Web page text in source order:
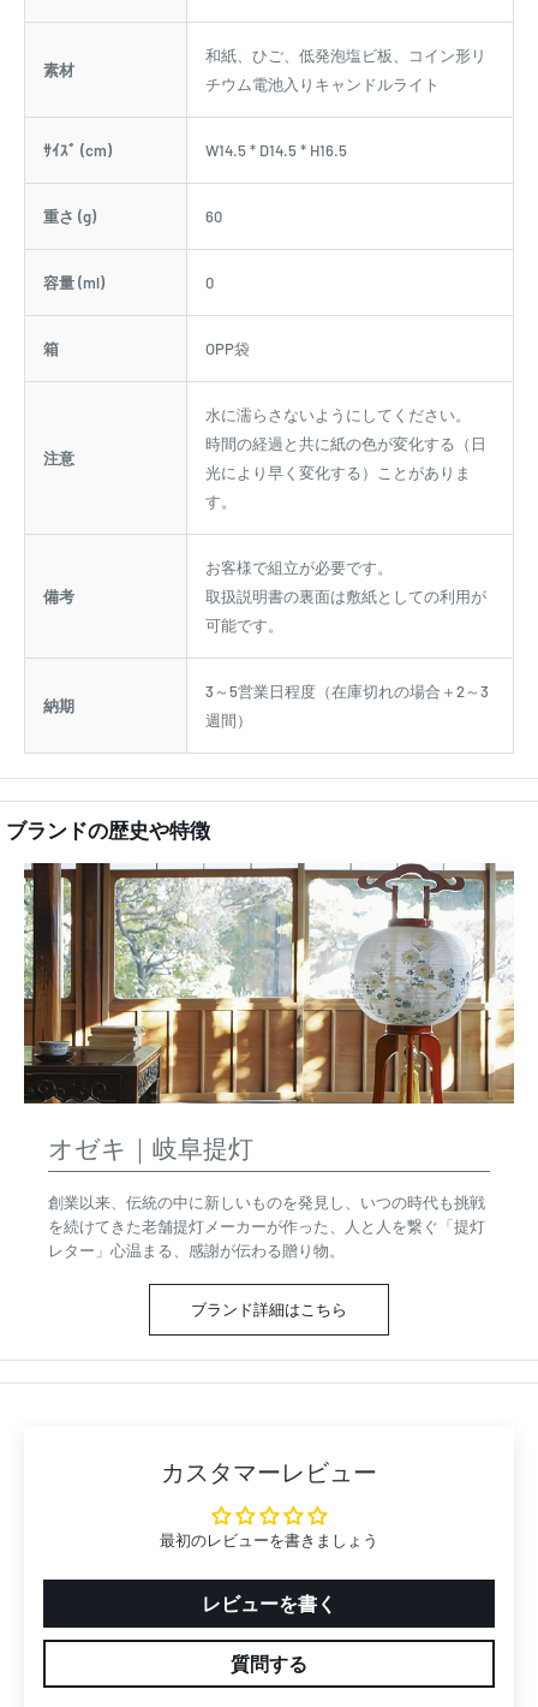
素材
和紙、ひご、低発泡塩ビ板、コイン形リ
チウム電池入りキャンドルライト
ｻｲｽﾞ (cm) W14.5 * D14.5 * H16.5
重さ (g) 60
容量 (ml) 0
箱 OPP袋
注意
水に濡らさないようにしてください。
時間の経過と共に紙の色が変化する（日
光により早く変化する）ことがありま
す。
備考
お客様で組立が必要です。
取扱説明書の裏面は敷紙としての利用が
可能です。
納期
3～5営業日程度（在庫切れの場合＋2～3
週間）
ブランドの歴史や特徴
オゼキ｜岐阜提灯
創業以来、伝統の中に新しいものを発見し、いつの時代も挑戦
を続けてきた老舗提灯メーカーが作った、人と人を繋ぐ「提灯
レター」心温まる、感謝が伝わる贈り物。
ブランド詳細はこちら
カスタマーレビュー
最初のレビューを書きましょう
レビューを書く
質問する